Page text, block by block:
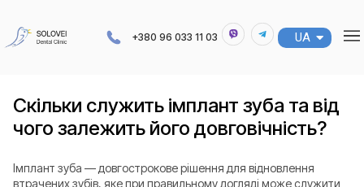
+380 96 033 11 03 UA
RU
Скільки служить імплант зуба та від
чого залежить його довговічність?
Імплант зуба — довгострокове рішення для відновлення
втрачених зубів, яке при правильному догляді може служити